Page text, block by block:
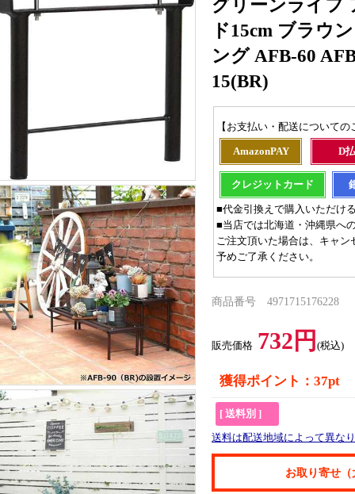
グリーンライフ
ド15cm ブラウ
ング AFB-60
15(BR)
【お支払い・配送についての
AmazonPAY D
クレジットカード
■代金引換えで購入いただけ
■当店では北海道・沖縄県へ
ご注文頂いた場合は、キャン
予めご了承ください。
商品番号 4971715176228
販売価格 732円(税込)
獲得ポイント：37pt
[ 送料別 ]
送料は配送地域によって異な
お取り寄せ